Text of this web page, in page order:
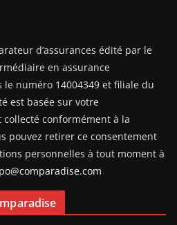
d’assurances édité par le
en assurance
le numéro 14004349 et filiale du
est basée sur votre
conformément à la
pouvez retirer ce consentement
personnelles à tout moment à